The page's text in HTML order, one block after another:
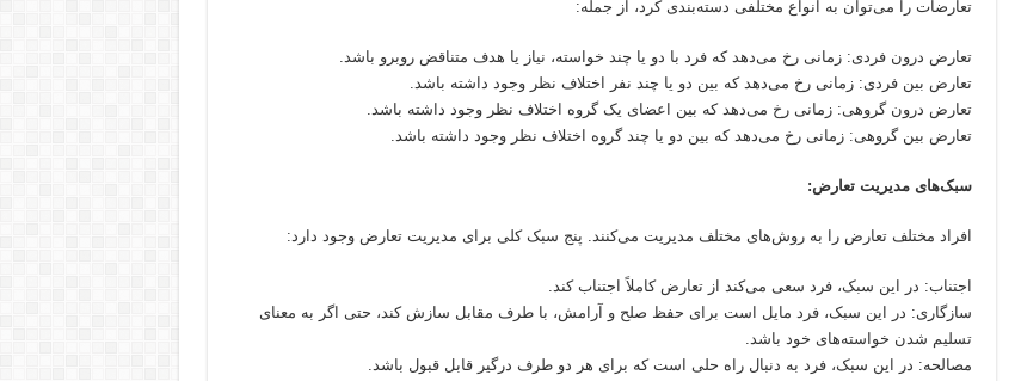
تعارضات را می‌توان به انواع مختلفی دسته‌بندی کرد، از جمله:
تعارض درون فردی: زمانی رخ می‌دهد که فرد با دو یا چند خواسته، نیاز یا هدف متناقض روبرو باشد.
تعارض بین فردی: زمانی رخ می‌دهد که بین دو یا چند نفر اختلاف نظر وجود داشته باشد.
تعارض درون گروهی: زمانی رخ می‌دهد که بین اعضای یک گروه اختلاف نظر وجود داشته باشد.
تعارض بین گروهی: زمانی رخ می‌دهد که بین دو یا چند گروه اختلاف نظر وجود داشته باشد.
سبک‌های مدیریت تعارض:
افراد مختلف تعارض را به روش‌های مختلف مدیریت می‌کنند. پنج سبک کلی برای مدیریت تعارض وجود دارد:
اجتناب: در این سبک، فرد سعی می‌کند از تعارض کاملاً اجتناب کند.
سازگاری: در این سبک، فرد مایل است برای حفظ صلح و آرامش، با طرف مقابل سازش کند، حتی اگر به معنای
تسلیم شدن خواسته‌های خود باشد.
مصالحه: در این سبک، فرد به دنبال راه حلی است که برای هر دو طرف درگیر قابل قبول باشد.